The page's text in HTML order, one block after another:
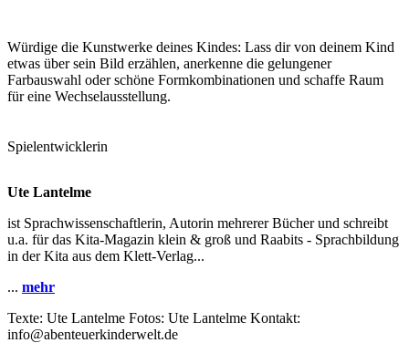
Würdige die Kunstwerke deines Kindes: Lass dir von deinem Kind
etwas über sein Bild erzählen, anerkenne die gelungener
Farbauswahl oder schöne Formkombinationen und schaffe Raum
für eine Wechselausstellung.
Spielentwicklerin
Ute Lantelme
ist Sprachwissenschaftlerin, Autorin mehrerer Bücher und schreibt
u.a. für das Kita-Magazin klein & groß und Raabits - Sprachbildung
in der Kita aus dem Klett-Verlag...
... mehr
Texte: Ute Lantelme Fotos: Ute Lantelme Kontakt:
info@abenteuerkinderwelt.de